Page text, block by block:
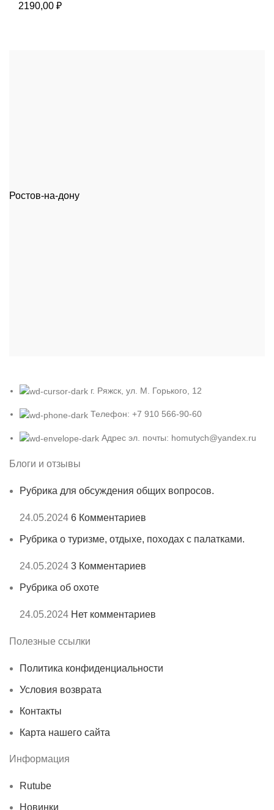
2190,00 ₽
Ростов-на-дону
г. Ряжск, ул. М. Горького, 12
Телефон: +7 910 566-90-60
Адрес эл. почты: homutych@yandex.ru
Блоги и отзывы
Рубрика для обсуждения общих вопросов.
24.05.2024 6 Комментариев
Рубрика о туризме, отдыхе, походах с палатками.
24.05.2024 3 Комментариев
Рубрика об охоте
24.05.2024 Нет комментариев
Полезные ссылки
Политика конфиденциальности
Условия возврата
Контакты
Карта нашего сайта
Информация
Rutube
Новинки